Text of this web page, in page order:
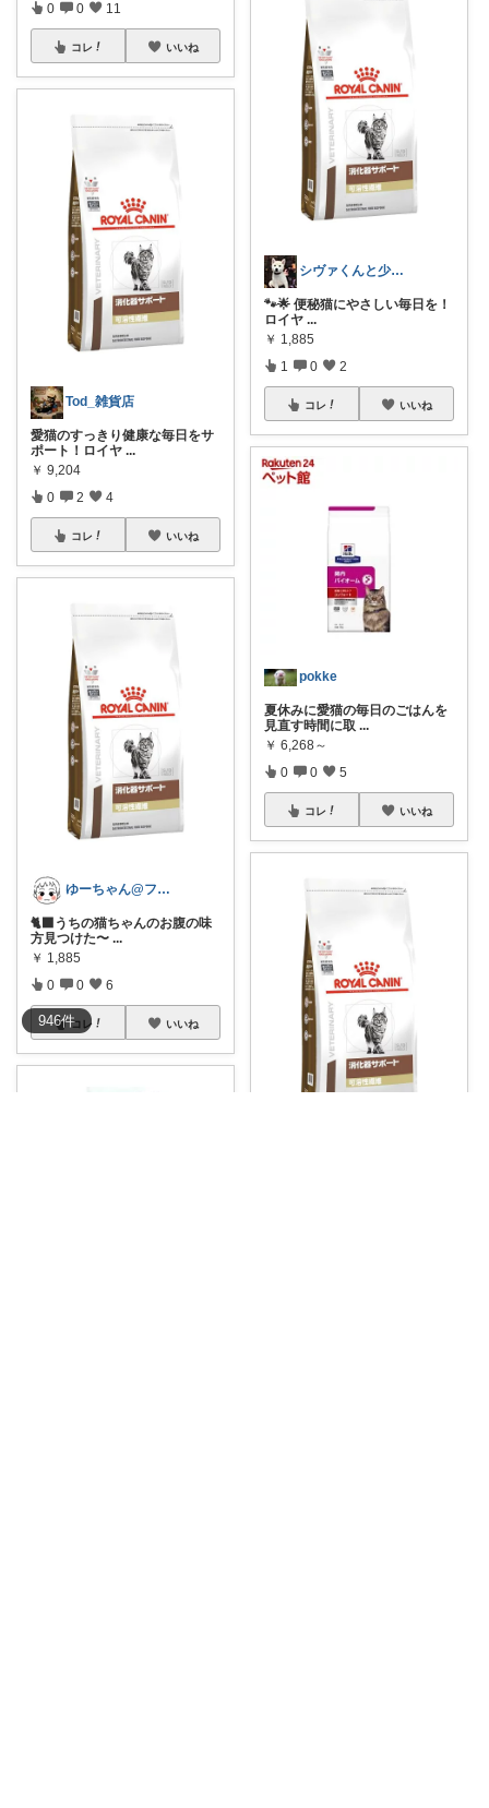
946件
0 0 11
コレ いいね
Tod_雑貨店
愛猫のすっきり健康な毎日をサ
ポート！ロイヤ ...
￥ 9,204
0 2 4
コレ いいね
ゆーちゃん@フォロワーさまから購入💕
🐈‍⬛うちの猫ちゃんのお腹の味
方見つけた〜 ...
￥ 1,885
0 0 6
コレ いいね
シヴァくんと少佐のROOM
🐾🌟 便秘猫にやさしい毎日を！
ロイヤ ...
￥ 1,885
1 0 2
コレ いいね
pokke
夏休みに愛猫の毎日のごはんを
見直す時間に取 ...
￥ 6,268～
0 0 5
コレ いいね